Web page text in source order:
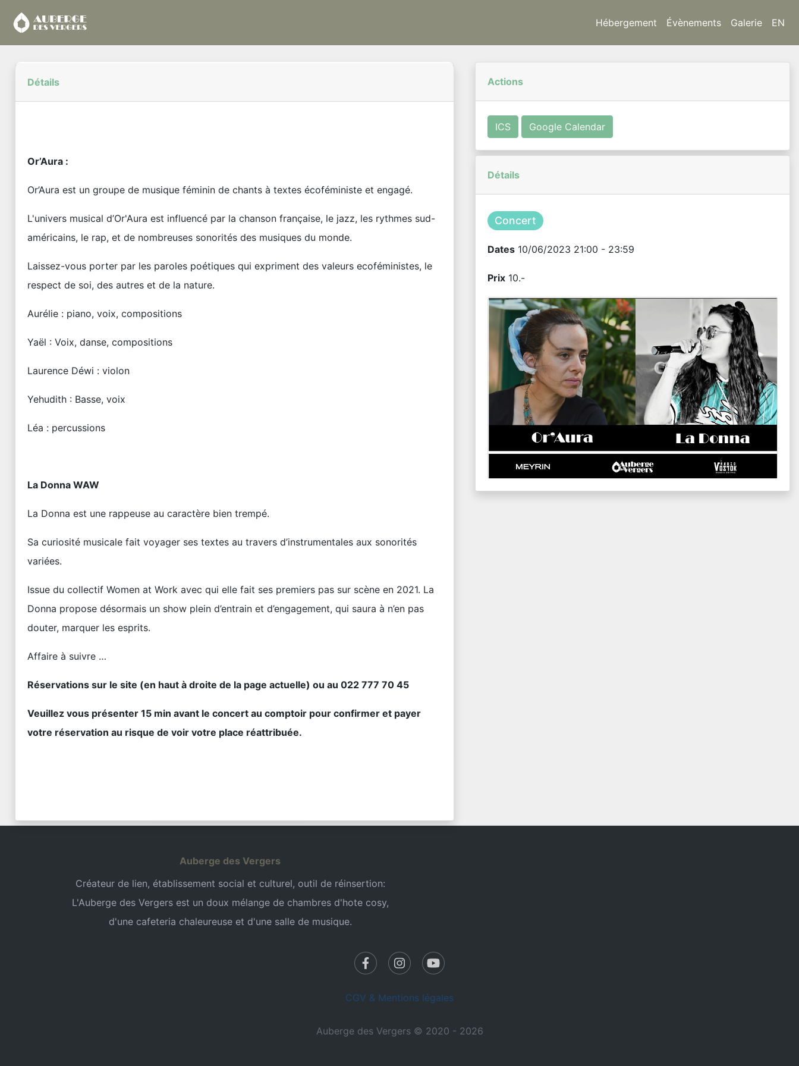
Hébergement Évènements Galerie EN
Détails
Or’Aura :
Or’Aura est un groupe de musique féminin de chants à textes écoféministe et engagé.
L'univers musical d’Or'Aura est influencé par la chanson française, le jazz, les rythmes sud-
américains, le rap, et de nombreuses sonorités des musiques du monde.
Laissez-vous porter par les paroles poétiques qui expriment des valeurs ecoféministes, le
respect de soi, des autres et de la nature.
Aurélie : piano, voix, compositions
Yaël : Voix, danse, compositions
Laurence Déwi : violon
Yehudith : Basse, voix
Léa : percussions
La Donna WAW
La Donna est une rappeuse au caractère bien trempé.
Sa curiosité musicale fait voyager ses textes au travers d’instrumentales aux sonorités
variées.
Issue du collectif Women at Work avec qui elle fait ses premiers pas sur scène en 2021. La
Donna propose désormais un show plein d’entrain et d’engagement, qui saura à n’en pas
douter, marquer les esprits.
Affaire à suivre …
Réservations sur le site (en haut à droite de la page actuelle) ou au 022 777 70 45
Veuillez vous présenter 15 min avant le concert au comptoir pour confirmer et payer
votre réservation au risque de voir votre place réattribuée.
Actions
ICS Google Calendar
Détails
Concert
Dates 10/06/2023 21:00 - 23:59
Prix10.-
Auberge des Vergers
Créateur de lien, établissement social et culturel, outil de réinsertion:
L'Auberge des Vergers est un doux mélange de chambres d'hote cosy,
d'une cafeteria chaleureuse et d'une salle de musique.
CGV & Mentions légales
Auberge des Vergers © 2020 - 2026